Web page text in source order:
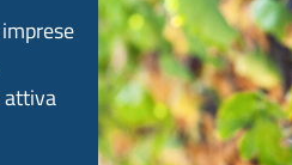
attiva